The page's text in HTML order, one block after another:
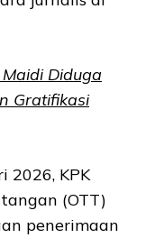
Diduga
Gratifikasi
2026, KPK
(OTT)
penerimaan